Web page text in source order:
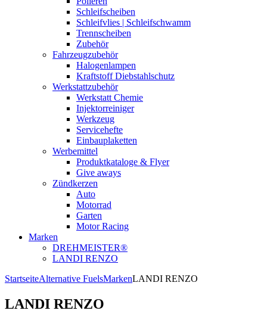
Schleifscheiben
Schleifvlies | Schleifschwamm
Trennscheiben
Zubehör
Fahrzeugzubehör
Halogenlampen
Kraftstoff Diebstahlschutz
Werkstattzubehör
Werkstatt Chemie
Injektorreiniger
Werkzeug
Servicehefte
Einbauplaketten
Werbemittel
Produktkataloge & Flyer
Give aways
Zündkerzen
Auto
Motorrad
Garten
Motor Racing
Marken
DREHMEISTER®
LANDI RENZO
StartseiteAlternative FuelsMarkenLANDI RENZO
LANDI RENZO